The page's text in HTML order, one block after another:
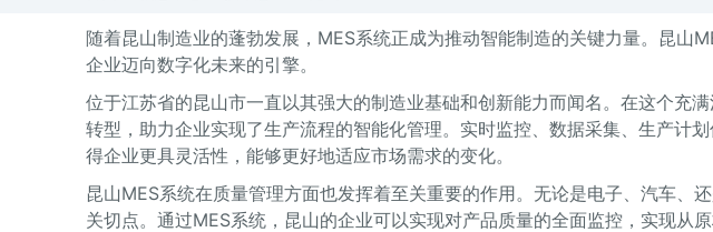
随着昆山制造业的蓬勃发展，MES系统正成为推动智能制造的关键力量。昆山
企业迈向数字化未来的引擎。
位于江苏省的昆山市一直以其强大的制造业基础和创新能力而闻名。在这个充
转型，助力企业实现了生产流程的智能化管理。实时监控、数据采集、生产计
得企业更具灵活性，能够更好地适应市场需求的变化。
昆山MES系统在质量管理方面也发挥着至关重要的作用。无论是电子、汽车、
关切点。通过MES系统，昆山的企业可以实现对产品质量的全面监控，实现从